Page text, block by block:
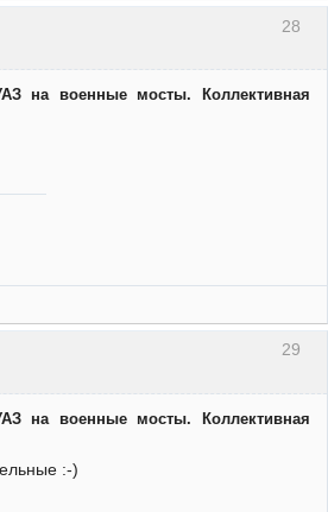
28
на военные мосты. Коллективная
29
на военные мосты. Коллективная
:-)